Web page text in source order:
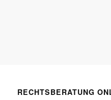
RECHTSBERATUNG